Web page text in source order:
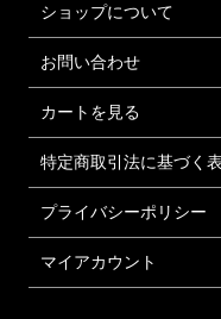
ショップについて
お問い合わせ
カートを見る
特定商取引法に基づく
プライバシーポリシー
マイアカウント